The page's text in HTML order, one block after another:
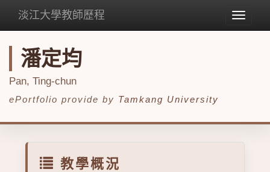
Toggle
淡江大學教師歷程
潘定均
Pan, Ting-chun
ePortfolio provide by Tamkang University
教學概況